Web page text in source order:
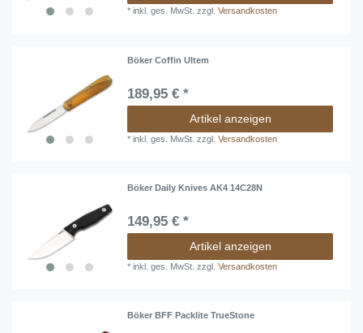
*inkl. ges. MwSt. zzgl.Versandkosten
Böker Coffin Ultem
189,95 € *
Artikel anzeigen
*inkl. ges. MwSt. zzgl.Versandkosten
Böker Daily Knives AK4 14C28N
149,95 € *
Artikel anzeigen
*inkl. ges. MwSt. zzgl.Versandkosten
Böker BFF Packlite TrueStone